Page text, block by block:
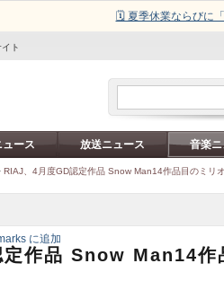
🗓️ 夏季休業ならびに
ト
ース 放送ニュース 音楽
RIAJ、4月度GD認定作品 Snow Man14作品目のミリ
作品 Snow Man14作